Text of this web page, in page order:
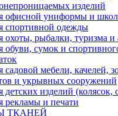
изделий
офисной униформы и
спортивной одежды
охоты, рыбалки, туризма и
обуви, сумок и
садовой мебели, качелей,
и укрывных сооружений
детских изделий (колясок,
рекламы и печати
ТКАНЕЙ